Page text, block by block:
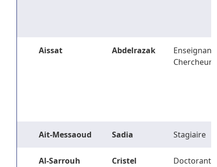
Aissat Abdelrazak
Enseignant-
Chercheur
Ait-Messaoud Sadia Stagiaire
Al-Sarrouh Cristel Doctorant